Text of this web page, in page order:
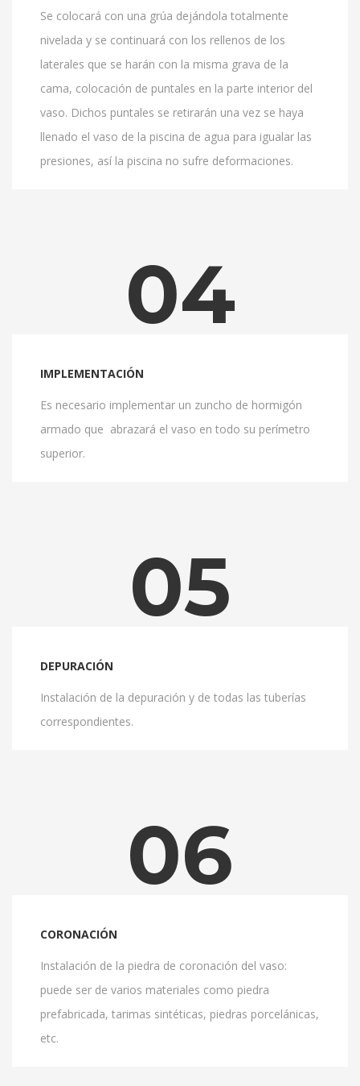
Se colocará con una grúa dejándola totalmente
nivelada y se continuará con los rellenos de los
laterales que se harán con la misma grava de la
cama, colocación de puntales en la parte interior del
vaso. Dichos puntales se retirarán una vez se haya
llenado el vaso de la piscina de agua para igualar las
presiones, así la piscina no sufre deformaciones.
04
IMPLEMENTACIÓN
Es necesario implementar un zuncho de hormigón
armado que abrazará el vaso en todo su perí­metro
superior.
05
DEPURACIÓN
Instalación de la depuración y de todas las tuberías
correspondientes.
06
CORONACIÓN
Instalación de la piedra de coronación del vaso:
puede ser de varios materiales como piedra
prefabricada, tarimas sintéticas, piedras porcelánicas,
etc.